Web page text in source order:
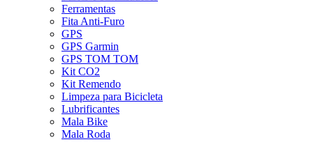
Ferramentas
Fita Anti-Furo
GPS
GPS Garmin
GPS TOM TOM
Kit CO2
Kit Remendo
Limpeza para Bicicleta
Lubrificantes
Mala Bike
Mala Roda